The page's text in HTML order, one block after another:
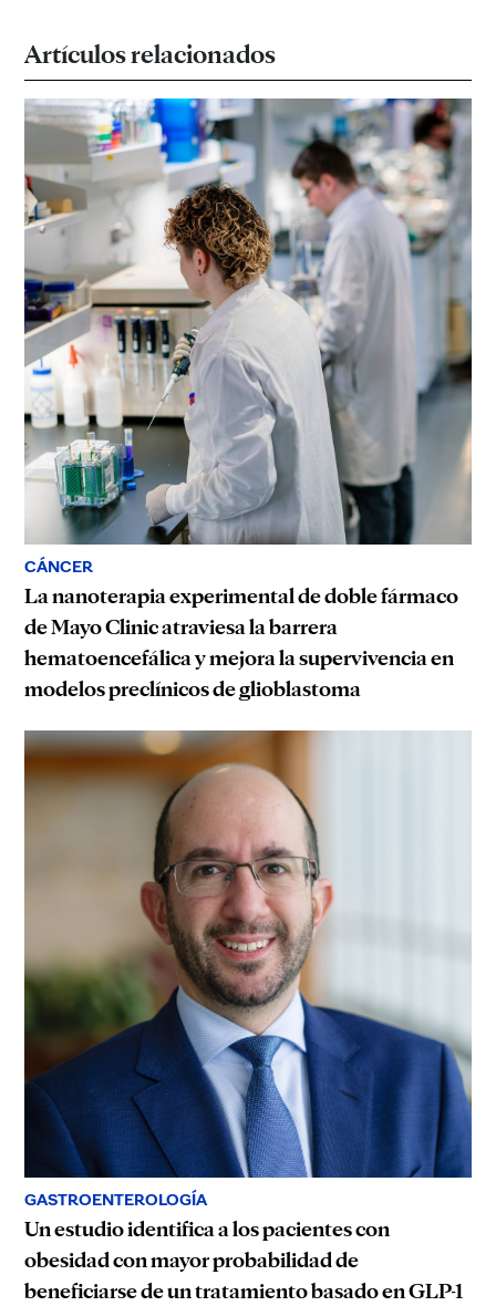
Artículos relacionados
CÁNCER
La nanoterapia experimental de doble fármaco
de Mayo Clinic atraviesa la barrera
hematoencefálica y mejora la supervivencia en
modelos preclínicos de glioblastoma
GASTROENTEROLOGÍA
Un estudio identifica a los pacientes con
obesidad con mayor probabilidad de
beneficiarse de un tratamiento basado en GLP-1